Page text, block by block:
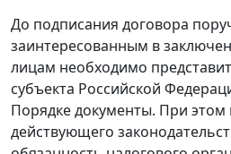
До подписания договора
заинтересованным в
лицам необходимо
субъекта Российской
Порядкедокументы. При
действующего